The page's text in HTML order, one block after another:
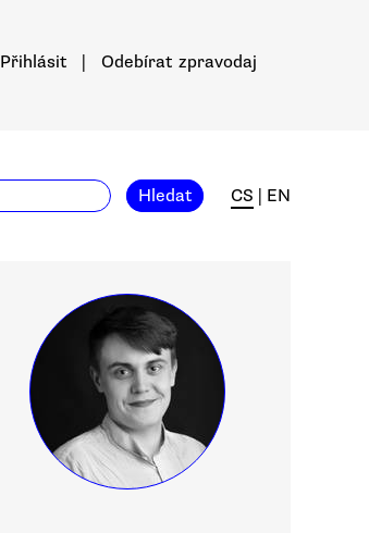
Přihlásit Odebírat zpravodaj
Hledat CS EN